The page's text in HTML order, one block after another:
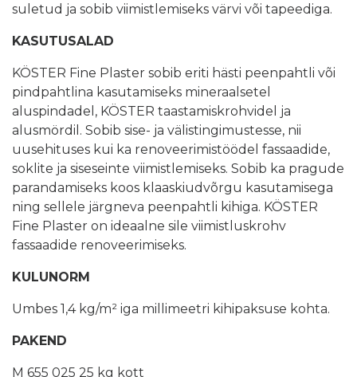
suletud ja sobib viimistlemiseks värvi või tapeediga.
KASUTUSALAD
KÖSTER Fine Plaster sobib eriti hästi peenpahtli või
pindpahtlina kasutamiseks mineraalsetel
aluspindadel, KÖSTER taastamiskrohvidel ja
alusmördil. Sobib sise- ja välistingimustesse, nii
uusehituses kui ka renoveerimistöödel fassaadide,
soklite ja siseseinte viimistlemiseks. Sobib ka pragude
parandamiseks koos klaaskiudvõrgu kasutamisega
ning sellele järgneva peenpahtli kihiga. KÖSTER
Fine Plaster on ideaalne sile viimistluskrohv
fassaadide renoveerimiseks.
KULUNORM
Umbes 1,4 kg/m² iga millimeetri kihipaksuse kohta.
PAKEND
M 655 025 25 kg kott